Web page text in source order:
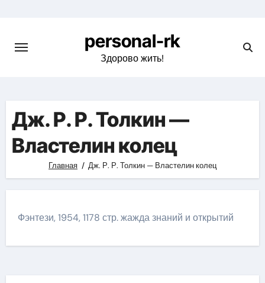
содержимому
personal-rk
Здорово жить!
Дж. Р. Р. Толкин —
Властелин колец
Главная Дж. Р. Р. Толкин — Властелин колец
Фэнтези, 1954, 1178 стр. жажда знаний и открытий